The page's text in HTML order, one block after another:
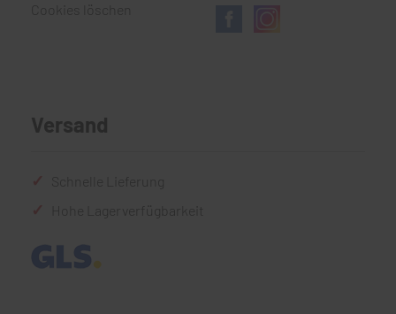
Cookies löschen
Versand
Schnelle Lieferung
Hohe Lagerverfügbarkeit